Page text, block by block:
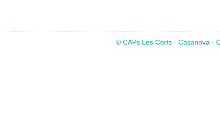
© CAPs Les Corts · Casanova ·